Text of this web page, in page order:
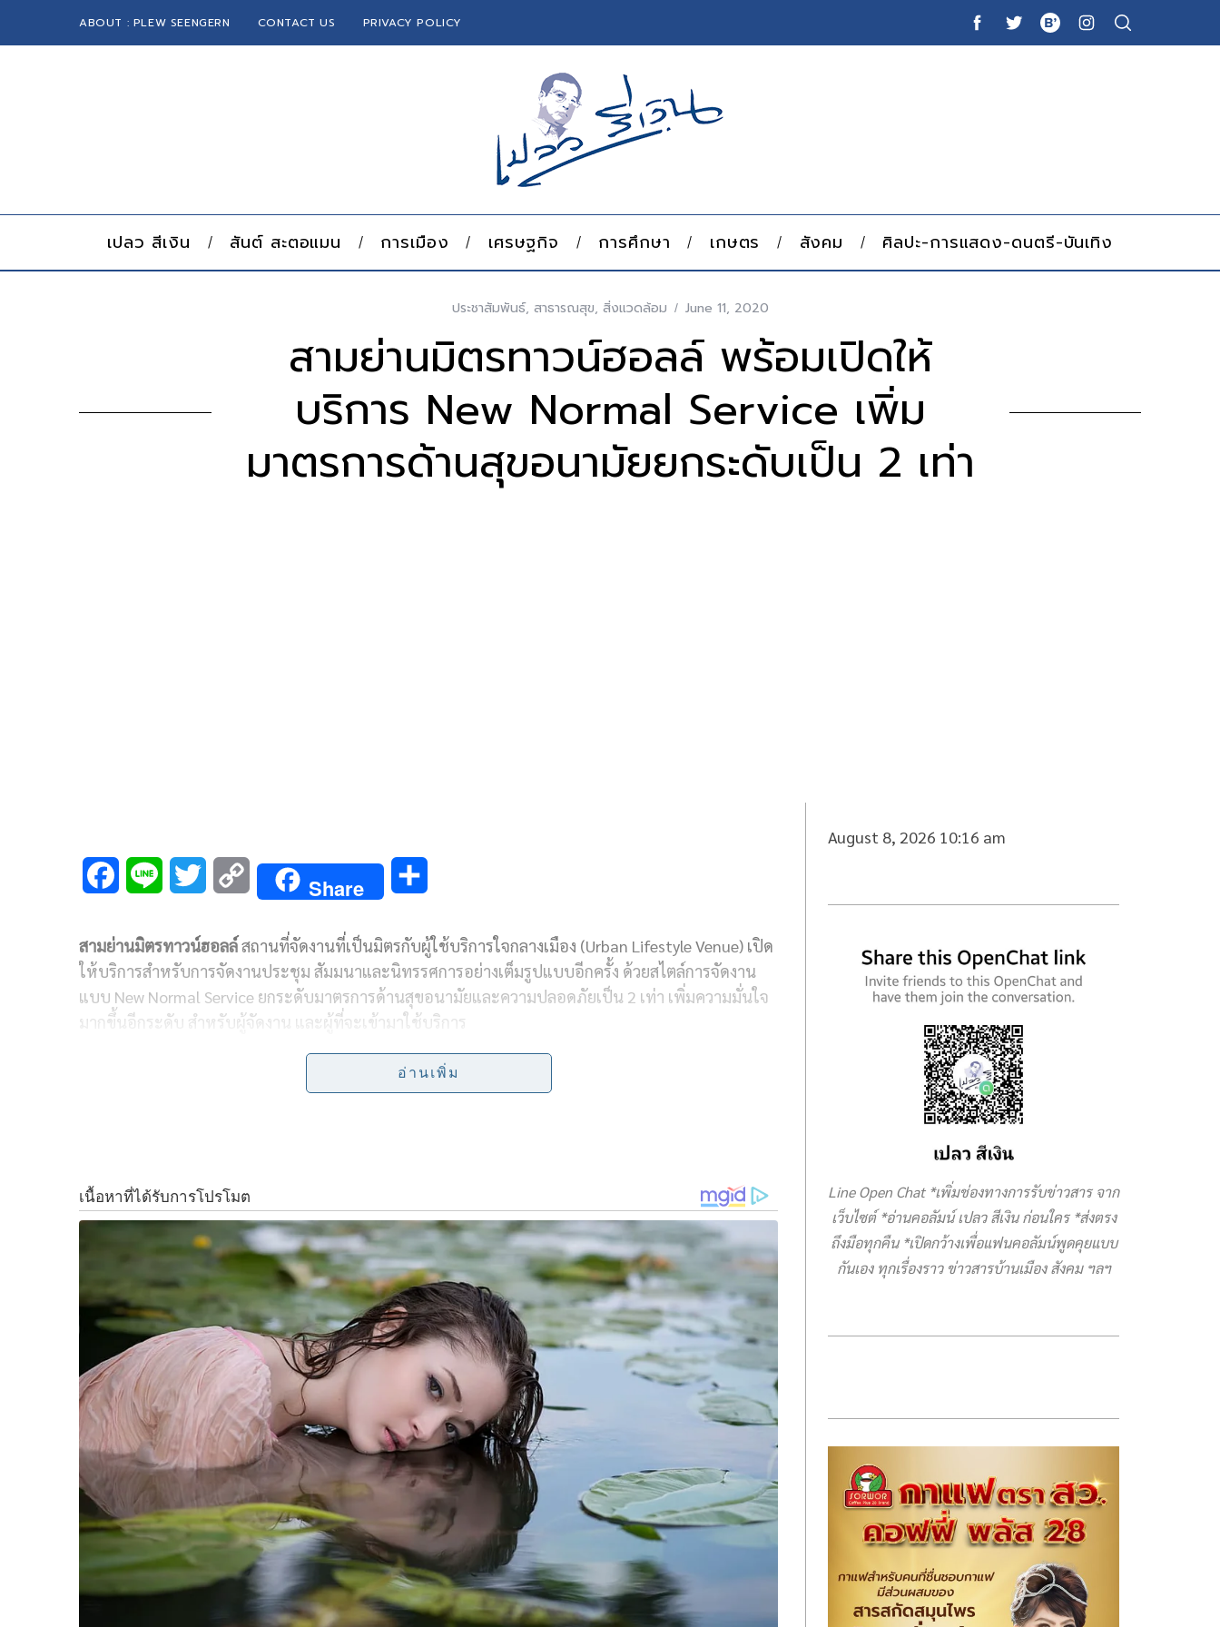
ABOUT : PLEW SEENGERN CONTACT US PRIVACY POLICY
เปลว สีเงิน สันต์ สะตอแมน การเมือง เศรษฐกิจ การศึกษา เกษตร สังคม ศิลปะ-การแสดง-ดนตรี-บันเทิง
ประชาสัมพันธ์, สาธารณสุข, สิ่งแวดล้อม June 11, 2020
สามย่านมิตรทาวน์ฮอลล์ พร้อมเปิดให้
บริการ New Normal Service เพิ่ม
มาตรการด้านสุขอนามัยยกระดับเป็น 2 เท่า
c
e
b
n
e
i
t
t
p
y
L
Share
a
r
e
สามย่านมิตรทาวน์ฮอลล์สถานที่จัดงานที่เป็นมิตรกับผู้ใช้บริการใจกลางเมือง (Urban Lifestyle Venue) เปิด
ให้บริการสำหรับการจัดงานประชุม สัมมนาและนิทรรศการอย่างเต็มรูปแบบอีกครั้ง ด้วยสไตล์การจัดงาน
แบบ New Normal Service ยกระดับมาตรการด้านสุขอนามัยและความปลอดภัยเป็น 2 เท่า เพิ่มความมั่นใจ
มากขึ้นอีกระดับ สำหรับผู้จัดงาน และผู้ที่จะเข้ามาใช้บริการ
ตรวจวัดอุณหภูมิร่างกายผู้ใช้บริการก่อนเข้างาน
สแกน QR Code ผ่านแอพพลิเคชั่น “ไทยชนะ” เพื่อ Check-in และ Check-out
บริการแอลกอฮอล์ล้างมือตามจุดต่างๆ อย่างเพียงพอ
จัดแผนผังของห้องให้มีที่นั่งในการประชุมโดยมีระยะห่างทางกายภาพอย่างน้อย 1.5 เมตรต่อคน
ควบคุมจำนวนผู้ใช้บริการและผู้ร่วมประชุมไม่ให้แออัดจนเกินไป
เพิ่มความถี่ในการทำความสะอาดบริเวณจุดสัมผัสสาธารณะ
ทำความสะอาดอุปกรณ์ต่างๆ ที่ใช้ในการจัดงานด้วยน้ำยาฆ่าเชื้อทุกครั้ง
พ่นยาฆ่าเชื้อก่อนและหลังงานทุกครั้ง พร้อม Big Cleaning สม่ำเสมอ
เพิ่มการดูแลระบบเครื่องปรับอากาศเป็นกรณีพิเศษ
มีกฎระเบียบข้อบังคับสำหรับการจัดงานประเภทต่างๆ
ติดตั้งป้ายข้อความประชาสัมพันธ์ภายในบริเวณการจัดงาน
พนักงาน ผู้จัดงานและผู้เข้าร่วมงานต้องสวมหน้ากากอนามัยตลอดเวลา
ทั้งนี้ ความโดดเด่นด้านสถานที่ที่อยู่บนชั้น 5 ศูนย์การค้าสามย่านมิตรทาวน์ และเพียบพร้อมด้วยสิ่งอำนวย
ความสะดวกมากมาย สามย่านมิตรทาวน์ฮอลล์จะเป็นสถานที่จัดงานที่ตอบโจทย์ไลฟ์สไตล์ของคนรุ่นใหม่
เราพร้อมแล้วในการดูแลทุกท่านที่มาใช้บริการด้วยมาตรฐานการบริการแบบ New Normal Service
อ่านเพิ่ม
August 8, 2026 10:16 am
Line Open Chat *เพิ่มช่องทางการรับข่าวสาร จาก
เว็บไซต์ *อ่านคอลัมน์ เปลว สีเงิน ก่อนใคร *ส่งตรง
ถึงมือทุกคืน *เปิดกว้างเพื่อแฟนคอลัมน์พูดคุยแบบ
กันเอง ทุกเรื่องราว ข่าวสารบ้านเมือง สังคม ฯลฯ